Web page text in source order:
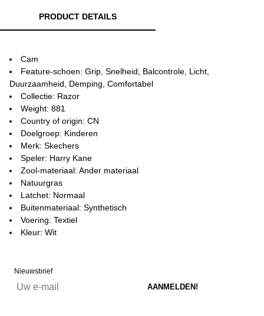
PRODUCT DETAILS
Cam
Feature-schoen: Grip, Snelheid, Balcontrole, Licht,
Duurzaamheid, Demping, Comfortabel
Collectie: Razor
Weight: 881
Country of origin: CN
Doelgroep: Kinderen
Merk: Skechers
Speler: Harry Kane
Zool-materiaal: Ander materiaal
Natuurgras
Latchet: Normaal
Buitenmateriaal: Synthetisch
Voering: Textiel
Kleur: Wit
Nieuwsbrief